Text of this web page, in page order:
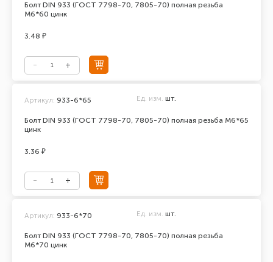
Болт DIN 933 (ГОСТ 7798-70, 7805-70) полная резьба
М6*60 цинк
3.48 ₽
Болт DIN 933 (ГОСТ 7798-70, 7805-70) полная резьба М6*65
цинк
Артикул: 933-6*65 Ед. изм. шт.
3.36 ₽
Болт DIN 933 (ГОСТ 7798-70, 7805-70) полная резьба
М6*70 цинк
Артикул: 933-6*70 Ед. изм. шт.